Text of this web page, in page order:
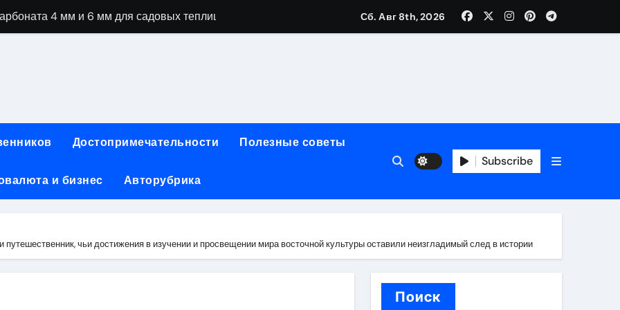
4 мм и 6 мм для садовых теплиц
алгоритмы работы, интерфейсы и совместимость двухкамерного ЭКС Apollo DR
чемоданов разных производителей: характеристики и маневренность
за 5 минут без верификации и банков с пополнением в стейблкоинах
и офисы продаж: контакты, адреса и режим работы
Сб. Авг 8th, 2026
Достопримечательности Полезные советы
и бизнес Авторубрика
Subscribe
чьи достижения в изучении и просвещении мира восточной культуры оставили неизгладимый след в истории
Поиск